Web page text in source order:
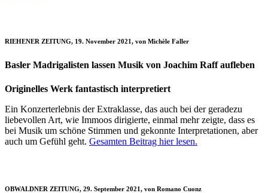
RIEHENER ZEITUNG, 19. November 2021, von Michèle Faller
Basler Madrigalisten lassen Musik von Joachim Raff aufleben
Originelles Werk fantastisch interpretiert
Ein Konzerterlebnis der Extraklasse, das auch bei der geradezu
liebevollen Art, wie Immoos dirigierte, einmal mehr zeigte, dass es
bei Musik um schöne Stimmen und gekonnte Interpretationen, aber
auch um Gefühl geht. Gesamten Beitrag hier lesen.
OBWALDNER ZEITUNG, 29. September 2021, von Romano Cuonz